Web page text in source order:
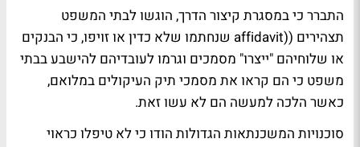
התברר כי במסגרת קיצור הדרך, הוגשו לבתי המשפט
תצהירים ((affidavit שנחתמו שלא כדין או זויפו, כי הבנקים
או שלוחיהם "ייצרו" מסמכים וגרמו לעובדיהם להישבע בבתי
משפט כי הם קראו את מסמכי תיק העיקולים במלואם,
כאשר הלכה למעשה הם לא עשו זאת.
סוכנויות המשכנתאות הגדולות הודו כי לא טיפלו כראוי